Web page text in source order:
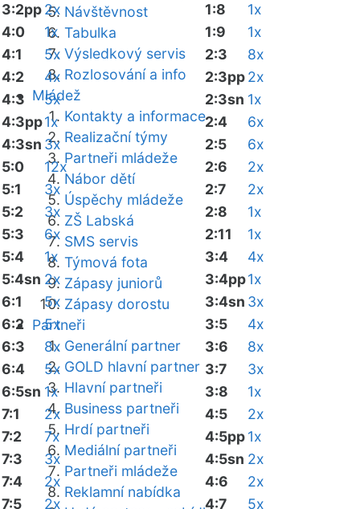
Návštěvnost
Tabulka
Výsledkový servis
Rozlosování a info
Mládež
Kontakty a informace
Realizační týmy
Partneři mládeže
Nábor dětí
Úspěchy mládeže
ZŠ Labská
SMS servis
Týmová fota
Zápasy juniorů
Zápasy dorostu
Partneři
Generální partner
GOLD hlavní partner
Hlavní partneři
Business partneři
Hrdí partneři
Mediální partneři
Partneři mládeže
Reklamní nabídka
3:2pp2x
4:0
1x
4:1
5x
4:2
4x
4:3
5x
4:3pp1x
4:3sn 3x
5:0
12x
5:1
3x
5:2
3x
5:3
6x
5:4
1x
5:4sn 2x
6:1
5x
6:2
5x
6:3
8x
6:4
5x
6:5sn 1x
7:1
2x
7:2
7x
7:3
3x
7:4
2x
7:5
2x
1:8
1x
1:9
1x
2:3
8x
2:3pp2x
2:3sn 1x
2:4
6x
2:5
6x
2:6
2x
2:7
2x
2:8
1x
2:11
1x
3:4
4x
3:4pp1x
3:4sn 3x
3:5
4x
3:6
8x
3:7
3x
3:8
1x
4:5
2x
4:5pp1x
4:5sn 2x
4:6
2x
4:7
5x